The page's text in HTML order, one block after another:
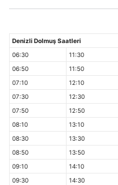
Denizli Dolmuş Saatleri
06:30
11:30
06:50
11:50
07:10
12:10
07:30
12:30
07:50
12:50
08:10
13:10
08:30
13:30
08:50
13:50
09:10
14:10
09:30
14:30